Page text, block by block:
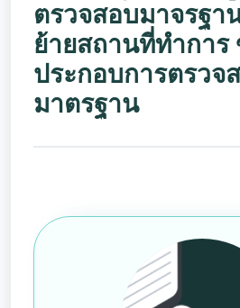
ตรวจสอบมาจรฐา
ย้ายสถานที่ทำการ
ประกอบการตรวจ
มาตรฐาน